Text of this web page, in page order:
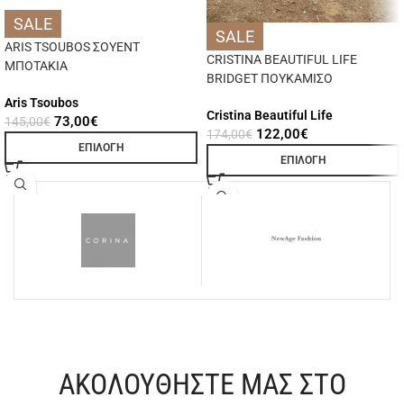
SALE
ARIS TSOUBOS ΣΟΥΕΝΤ
ΜΠΟΤΑΚΙΑ
Aris Tsoubos
145,00€ 73,00€
ΕΠΙΛΟΓΉ
SALE
CRISTINA BEAUTIFUL LIFE
BRIDGET ΠΟΥΚΑΜΙΣΟ
Cristina Beautiful Life
174,00€ 122,00€
ΕΠΙΛΟΓΉ
ΑΚΟΛΟΥΘΗΣΤΕ ΜΑΣ ΣΤΟ